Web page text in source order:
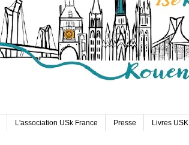
L'association USk France Presse Livres USK